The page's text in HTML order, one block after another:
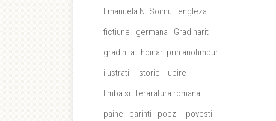
Emanuela N. Soimu
engleza
fictiune
germana
Gradinarit
gradinita
hoinari prin anotimpuri
ilustratii
istorie
iubire
limba si literaratura romana
paine
parinti poezii
povesti